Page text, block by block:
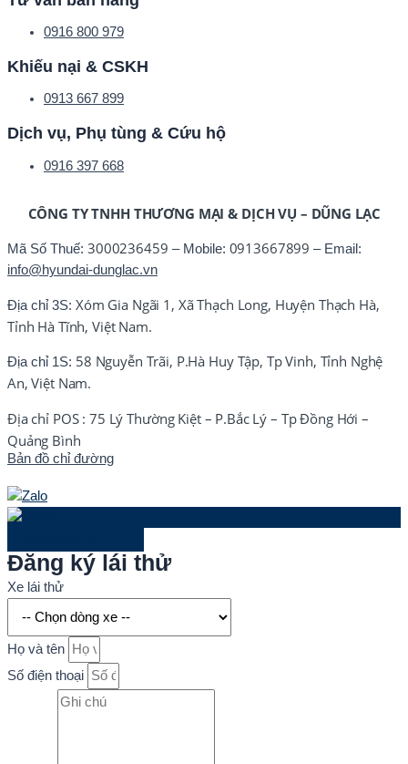
0916 800 979
Khiếu nại & CSKH
0913 667 899
Dịch vụ, Phụ tùng & Cứu hộ
0916 397 668
CÔNG TY TNHH THƯƠNG MẠI & DỊCH VỤ – DŨNG LẠC
Mã Số Thuế: 3000236459 – Mobile: 0913667899 – Email:
info@hyundai-dunglac.vn
Địa chỉ 3S: Xóm Gia Ngãi 1, Xã Thạch Long, Huyện Thạch Hà,
Tỉnh Hà Tĩnh, Việt Nam.
Địa chỉ 1S: 58 Nguyễn Trãi, P.Hà Huy Tập, Tp Vinh, Tỉnh Nghệ
An, Việt Nam.
Địa chỉ POS : 75 Lý Thường Kiệt – P.Bắc Lý – Tp Đồng Hới –
Quảng Bình
Bản đồ chỉ đường
Đăng ký lái thử
Xe lái thử
Họ và tên
Số điện thoại